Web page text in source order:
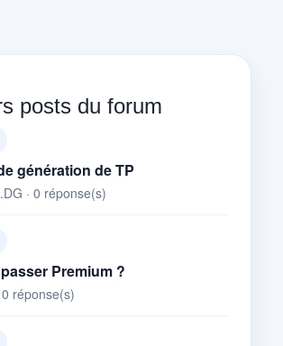
posts du forum
génération de TP
· 0 réponse(s)
Premium ?
réponse(s)